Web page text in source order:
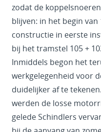
zodat de
blijven: in het begin van
constructie in eerste
bij het tramstel 105 +
Inmiddels begon het
werkgelegenheid voor
duidelijker af te
werden de losse
gelede Schindlers